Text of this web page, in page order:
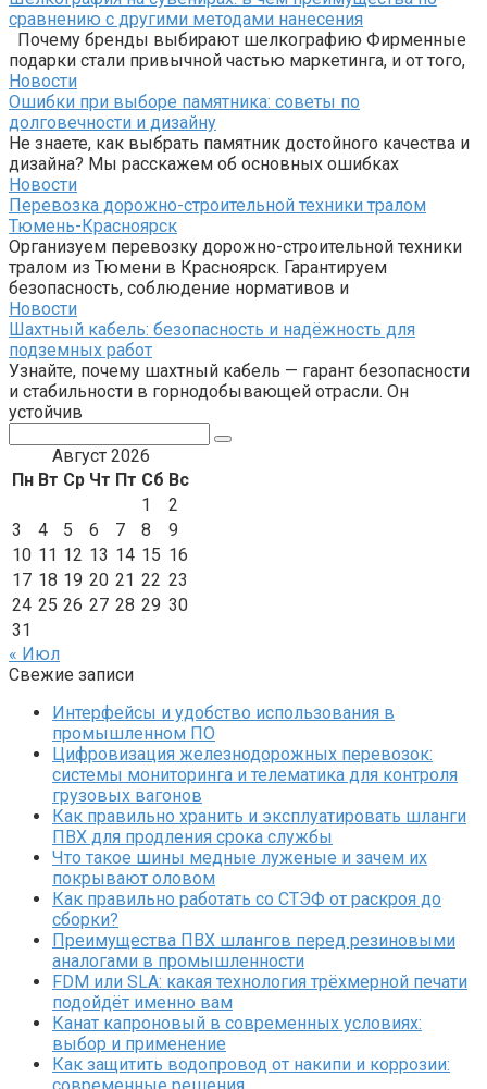
сравнению с другими методами нанесения
Почему бренды выбирают шелкографию Фирменные
подарки стали привычной частью маркетинга, и от того,
Новости
Ошибки при выборе памятника: советы по
долговечности и дизайну
Не знаете, как выбрать памятник достойного качества и
дизайна? Мы расскажем об основных ошибках
Новости
Перевозка дорожно-строительной техники тралом
Тюмень-Красноярск
Организуем перевозку дорожно-строительной техники
тралом из Тюмени в Красноярск. Гарантируем
безопасность, соблюдение нормативов и
Новости
Шахтный кабель: безопасность и надёжность для
подземных работ
Узнайте, почему шахтный кабель — гарант безопасности
и стабильности в горнодобывающей отрасли. Он
устойчив
Август 2026
Пн Вт Ср Чт Пт Сб Вс
1
2
3
4 5 6 7 8
9
10 11 12 13 14 15 16
17 18 19 20 21 22 23
24 25 26 27 28 29 30
31
« Июл
Свежие записи
Интерфейсы и удобство использования в
промышленном ПО
Цифровизация железнодорожных перевозок:
системы мониторинга и телематика для контроля
грузовых вагонов
Как правильно хранить и эксплуатировать шланги
ПВХ для продления срока службы
Что такое шины медные луженые и зачем их
покрывают оловом
Как правильно работать со СТЭФ от раскроя до
сборки?
Преимущества ПВХ шлангов перед резиновыми
аналогами в промышленности
FDM или SLA: какая технология трёхмерной печати
подойдёт именно вам
Канат капроновый в современных условиях:
выбор и применение
Как защитить водопровод от накипи и коррозии: